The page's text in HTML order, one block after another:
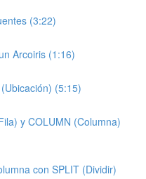
(3:22)
Arcoiris (1:16)
(5:15)
y COLUMN (Columna)
con SPLIT (Dividir)